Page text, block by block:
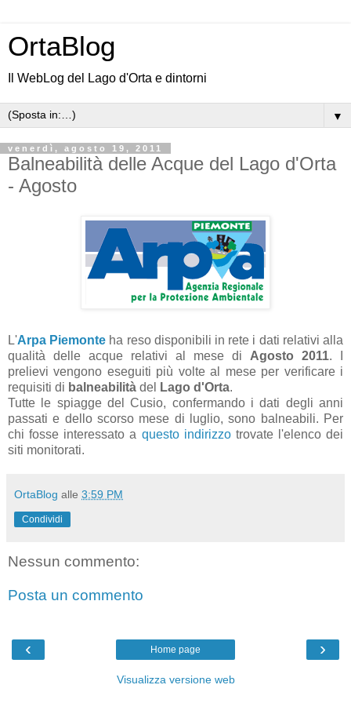
OrtaBlog
Il WebLog del Lago d'Orta e dintorni
▼
venerdì, agosto 19, 2011
Balneabilità delle Acque del Lago d'Orta
- Agosto
L'Arpa Piemonte ha reso disponibili in rete i dati relativi alla
qualità delle acque relativi al mese di Agosto 2011. I
prelievi vengono eseguiti più volte al mese per verificare i
requisiti di balneabilità del Lago d'Orta.
Tutte le spiagge del Cusio, confermando i dati degli anni
passati e dello scorso mese di luglio, sono balneabili. Per
chi fosse interessato a questo indirizzotrovate l'elenco dei
siti monitorati.
OrtaBlog alle 3:59 PM
Condividi
Nessun commento:
Posta un commento
‹ ›
Home page
Visualizza versione web